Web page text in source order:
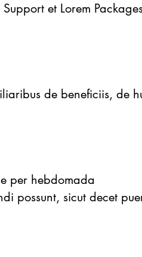
et Lorem
de beneficiis, de
per hebdomada
possunt, sicut decet